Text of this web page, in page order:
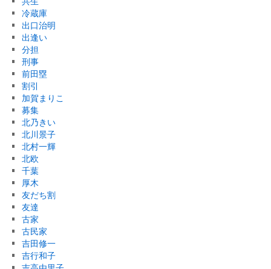
冷蔵庫
出口治明
出逢い
分担
刑事
前田塁
割引
加賀まりこ
募集
北乃きい
北川景子
北村一輝
北欧
千葉
厚木
友だち割
友達
古家
古民家
吉田修一
吉行和子